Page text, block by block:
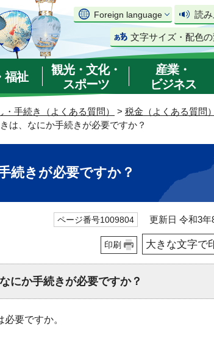
Foreign language 読
文字サイズ・配色
福祉
観光・文化・
スポーツ
産業・
ビジネス
・手続き（よくある質問） > 税金（よくある質問）
は、なにか手続きが必要ですか？
続きが必要ですか？
ページ番号1009804 更新日 令和3年
印刷 大きな文字で
にか手続きが必要ですか？
要ですか。